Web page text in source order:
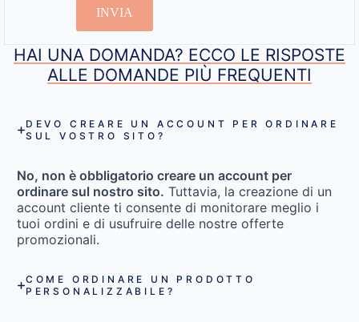
INVIA
HAI UNA DOMANDA? ECCO LE RISPOSTE
ALLE DOMANDE PIÙ FREQUENTI
DEVO CREARE UN ACCOUNT PER ORDINARE
SUL VOSTRO SITO?
No, non è obbligatorio creare un account per
ordinare sul nostro sito. Tuttavia, la creazione di un
account cliente ti consente di monitorare meglio i
tuoi ordini e di usufruire delle nostre offerte
promozionali.
COME ORDINARE UN PRODOTTO
PERSONALIZZABILE?